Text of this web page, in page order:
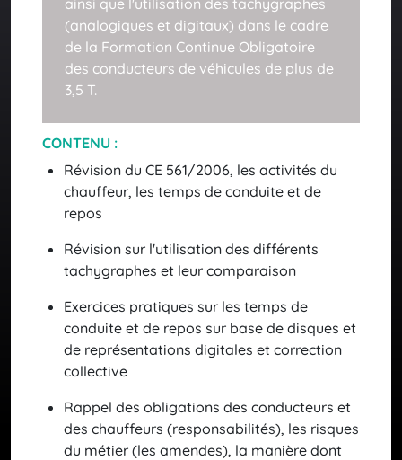
Documents de transport et temps de conduite
Temps de conduite et tachygraphes
THÈME 3
Comportement Professionnel
Ergonomie
Réagir en situation d’urgence
ainsi que l'utilisation des tachygraphes
(analogiques et digitaux) dans le cadre
de la Formation Continue Obligatoire
des conducteurs de véhicules de plus de
3,5 T.
CONTENU :
Révision du CE 561/2006, les activités du
chauffeur, les temps de conduite et de
repos
Révision sur l'utilisation des différents
tachygraphes et leur comparaison
Exercices pratiques sur les temps de
conduite et de repos sur base de disques et
de représentations digitales et correction
collective
Rappel des obligations des conducteurs et
des chauffeurs (responsabilités), les risques
du métier (les amendes), la manière dont